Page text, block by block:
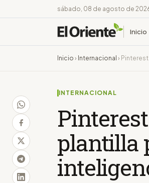
sábado, 08 de agosto de
Inicio
Inicio › Internacional ›
INTERNACIONAL
plantilla